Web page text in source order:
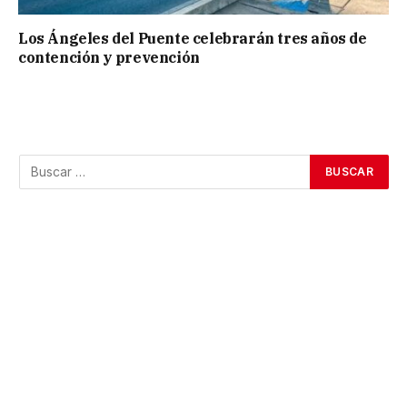
Los Ángeles del Puente celebrarán tres años de
contención y prevención